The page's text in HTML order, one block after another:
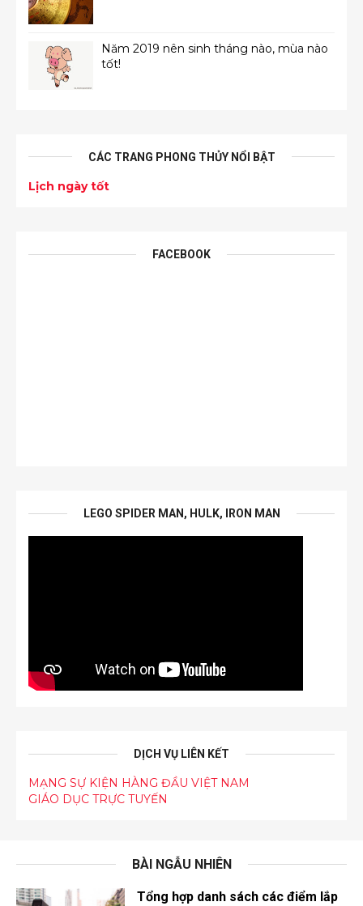
Năm 2019 nên sinh tháng nào, mùa nào
tốt!
CÁC TRANG PHONG THỦY NỔI BẬT
Lịch ngày tốt
FACEBOOK
LEGO SPIDER MAN, HULK, IRON MAN
DỊCH VỤ LIÊN KẾT
MẠNG SỰ KIỆN HÀNG ĐẦU VIỆT NAM
GIÁO DỤC TRỰC TUYẾN
BÀI NGẪU NHIÊN
Tổng hợp danh sách các điểm lắp